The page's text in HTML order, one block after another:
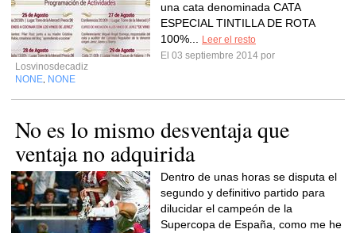
una cata denominada CATA
ESPECIAL TINTILLA DE ROTA
100%...
Leer el resto
El 03 septiembre 2014 por
Losvinosdecadiz
NONE NONE
No es lo mismo desventaja que
ventaja no adquirida
Dentro de unas horas se disputa el
segundo y definitivo partido para
dilucidar el campeón de la
Supercopa de España, como me he